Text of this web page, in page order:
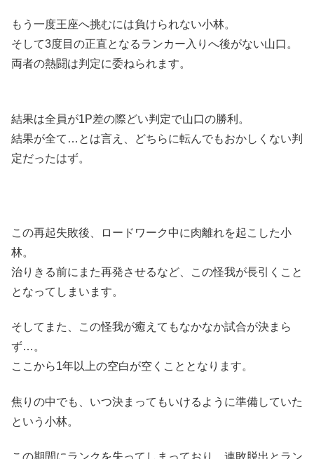
もう一度王座へ挑むには負けられない小林。
そして3度目の正直となるランカー入りへ後がない山口。
両者の熱闘は判定に委ねられます。
結果は全員が1P差の際どい判定で山口の勝利。
結果が全て…とは言え、どちらに転んでもおかしくない判
定だったはず。
この再起失敗後、ロードワーク中に肉離れを起こした小
林。
治りきる前にまた再発させるなど、この怪我が長引くこと
となってしまいます。
そしてまた、この怪我が癒えてもなかなか試合が決まら
ず…。
ここから1年以上の空白が空くこととなります。
焦りの中でも、いつ決まってもいけるように準備していた
という小林。
この期間にランクを失ってしまっており、連敗脱出とラン